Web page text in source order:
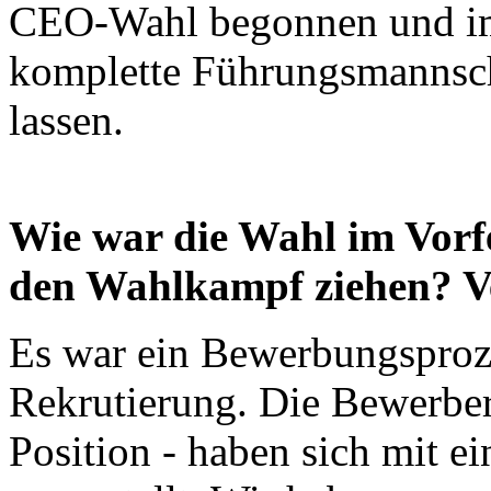
CEO-Wahl begonnen und
komplette
lassen.
Wie war die Wahl im
den Wahlkampf ziehen?
Es war ein
Rekrutierung. Die
Position - haben sich mit